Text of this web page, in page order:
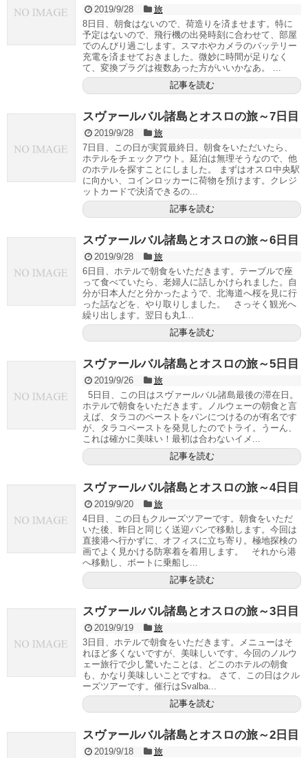
2019/9/28
旅
8日目、朝食はないので、荷造りを済ませます。特に
予定はないので、飛行機の出発時刻に合わせて、部屋
でのんびり過ごします。スマホやカメラのバッテリー
充電を済ませておきました。微妙に時間が足りなく
て、変換プラグは複数あった方がいいかなあ。 ...
記事を読む
スヴァールバル諸島とオスロの旅～7日目
2019/9/28
旅
7日目、この日が実質最終日。朝食をいただいたら、
ホテルをチェックアウト。延泊は無理そうなので、他
のホテルを探すことにしました。 まずはオスロ中央駅
に向かい、コインロッカーに荷物を預けます。クレジ
ットカードで決済できるの...
記事を読む
スヴァールバル諸島とオスロの旅～6日目
2019/9/28
旅
6日目、ホテルで朝食をいただきます。テーブルで座
って食べていたら、老婦人に話しかけられました。自
分が日本人だと分かったようで、北海道へ桜を見に行
った話などを、やり取りしました。 さっそく観光へ
繰り出します。翌日も丸1...
記事を読む
スヴァールバル諸島とオスロの旅～5日目
2019/9/26
旅
5日目、この日はスヴァールバル諸島最後の滞在日。
ホテルで朝食をいただきます。ノルウェーの朝食と言
えば、タラコのペーストをパンにつけるのが有名です
が、タラコペーストを発見したのでトライ。うーん、
これは確かに美味い！最初は合わないイメ...
記事を読む
スヴァールバル諸島とオスロの旅～4日目
2019/9/20
旅
4日目、この日もクルーズツアーです。朝食をいただ
いた後、昨日と同じく送迎バンで移動します。今回は
直接港へ行かずに、オフィスに立ち寄り。極地探検の
画でよく見かける防寒着を着用します。 それから港
へ移動し、ボートに乗船し...
記事を読む
スヴァールバル諸島とオスロの旅～3日目
2019/9/19
旅
3日目、ホテルで朝食をいただきます。メニューはそ
れほど多くないですが、美味しいです。今回のノルウ
ェー旅行で少し驚いたことは、どこのホテルの朝食
も、かなり美味しいことですね。 さて、この日はクル
ーズツアーです。催行はSvalba...
記事を読む
スヴァールバル諸島とオスロの旅～2日目
2019/9/18
旅